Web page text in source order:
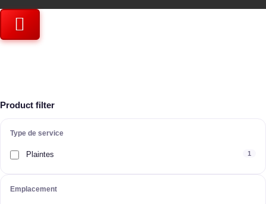
Product filter
Type de service
Plaintes 1
Emplacement